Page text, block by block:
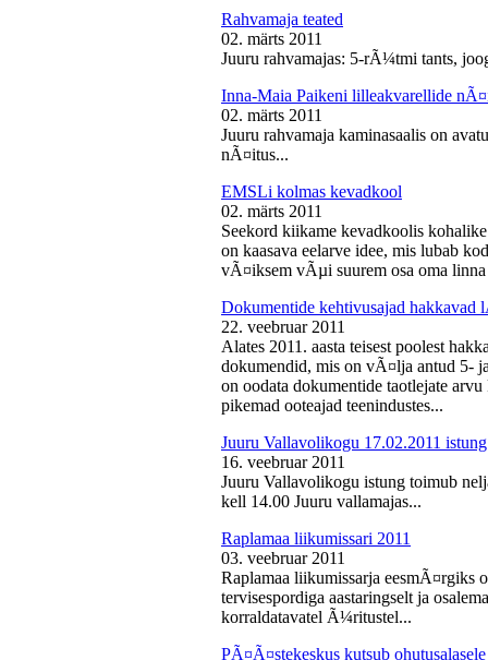
Rahvamaja teated
02. märts 2011
Juuru rahvamajas: 5-rÃ¼tmi tants,
Inna-Maia Paikeni lilleakvarellide
02. märts 2011
Juuru rahvamaja kaminasaalis on
nÃ¤itus...
EMSLi kolmas kevadkool
02. märts 2011
Seekord kiikame kevadkoolis
on kaasava eelarve idee, mis lubab
vÃ¤iksem vÃµi suurem osa oma
Dokumentide kehtivusajad hakkavad
22. veebruar 2011
Alates 2011. aasta teisest poolest
dokumendid, mis on vÃ¤lja antud 5-
on oodata dokumentide taotlejate
pikemad ooteajad teenindustes...
Juuru Vallavolikogu 17.02.2011 istung
16. veebruar 2011
Juuru Vallavolikogu istung toimub
kell 14.00 Juuru vallamajas...
Raplamaa liikumissari 2011
03. veebruar 2011
Raplamaa liikumissarja eesmÃ¤rgiks
tervisespordiga aastaringselt ja
korraldatavatel Ã¼ritustel...
PÃ¤Ã¤stekeskus kutsub